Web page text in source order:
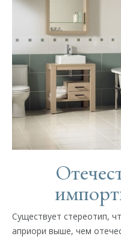
Существует стереотип,
априори выше, чем